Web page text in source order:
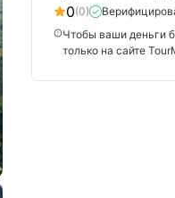
0(0)
Чтобы ваши деньги
только на сайте